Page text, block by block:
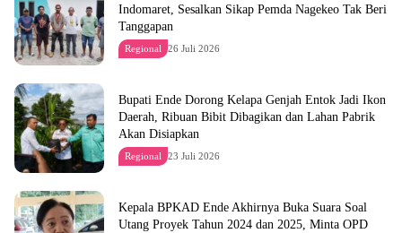
Indomaret, Sesalkan Sikap Pemda Nagekeo Tak Beri
Tanggapan
Regional 26 Juli 2026
Bupati Ende Dorong Kelapa Genjah Entok Jadi Ikon
Daerah, Ribuan Bibit Dibagikan dan Lahan Pabrik
Akan Disiapkan
Regional 23 Juli 2026
Kepala BPKAD Ende Akhirnya Buka Suara Soal
Utang Proyek Tahun 2024 dan 2025, Minta OPD